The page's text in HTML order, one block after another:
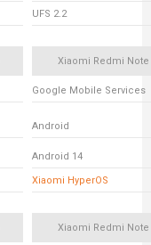
UFS 2.2
Xiaomi Redmi Note
Google Mobile Services
Android
Android 14
Xiaomi HyperOS
Xiaomi Redmi Note